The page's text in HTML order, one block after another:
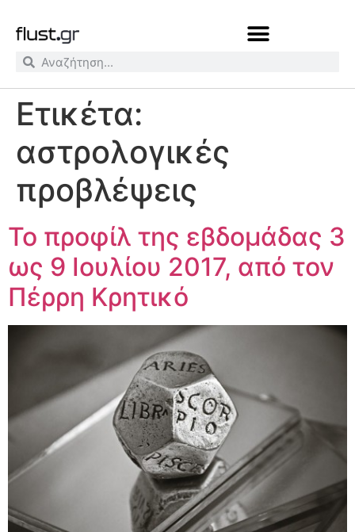
Ετικέτα:
αστρολογικές
προβλέψεις
Το προφίλ της εβδομάδας 3
ως 9 Ιουλίου 2017, από τον
Πέρρη Κρητικό